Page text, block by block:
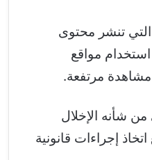
التي تنشر محتوى
مواقع
مشاهدة مرتفعة.
شأنه الإخلال
إجراءات قانونية